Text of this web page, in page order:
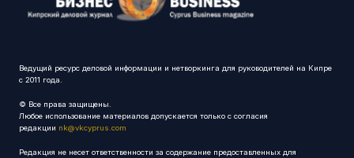
Ведущий ресурс деловой информации и нетворкинга для руководителей на Кипре
с 2011 года.
© Все права защищены.
Любое использование материалов допускается только с согласия
редакции nk@vkcyprus.com
Редакция не несет ответственности за содержание предоставленных для